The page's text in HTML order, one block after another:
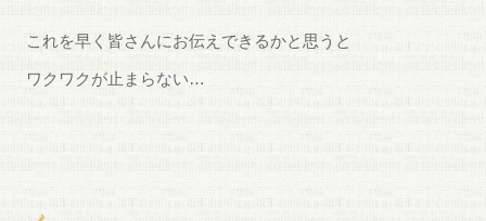
これを早く皆さんにお伝えできるかと思うと
ワクワクが止まらない…